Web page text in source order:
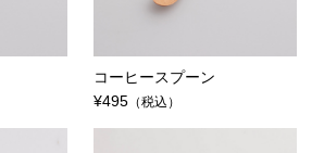
コーヒースプーン
¥495 （税込）